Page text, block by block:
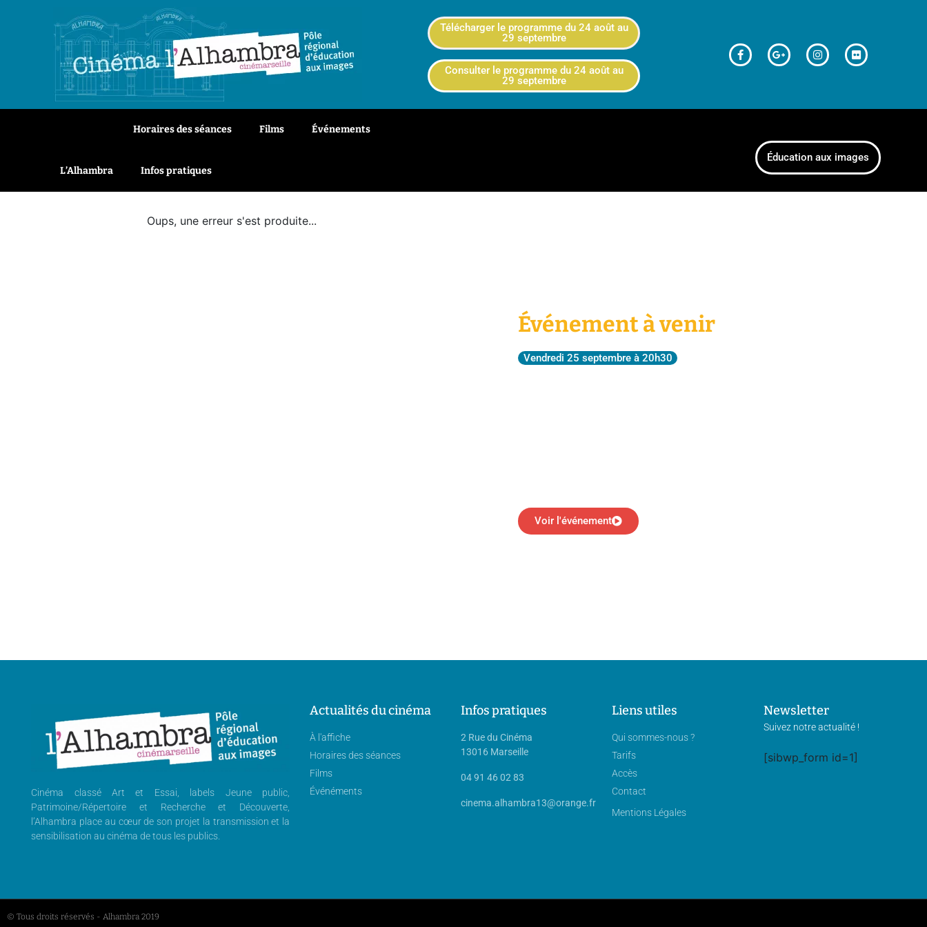
Télécharger le programme du 24 août au
29 septembre
Consulter le programme du 24 août au
29 septembre
Horaires des séances Films Événements
L’Alhambra Infos pratiques
Éducation aux images
Oups, une erreur s'est produite...
Événement à venir
Vendredi 25 septembre à 20h30
Voir l'événement
Cinéma classé Art et Essai, labels Jeune public,
Patrimoine/Répertoire et Recherche et Découverte,
l’Alhambra place au cœur de son projet la transmission et la
sensibilisation au cinéma de tous les publics.
Actualités du cinéma
À l'affiche
Horaires des séances
Films
Événéments
Infos pratiques
2 Rue du Cinéma
13016 Marseille
04 91 46 02 83
cinema.alhambra13@orange.fr
Liens utiles
Qui sommes-nous ?
Tarifs
Accès
Contact
Mentions Légales
Newsletter
Suivez notre actualité !
[sibwp_form id=1]
© Tous droits réservés - Alhambra 2019